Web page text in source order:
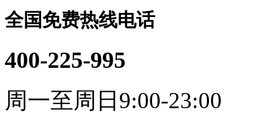
全国免费热线电话
400-225-995
周一至周日9:00-23:00